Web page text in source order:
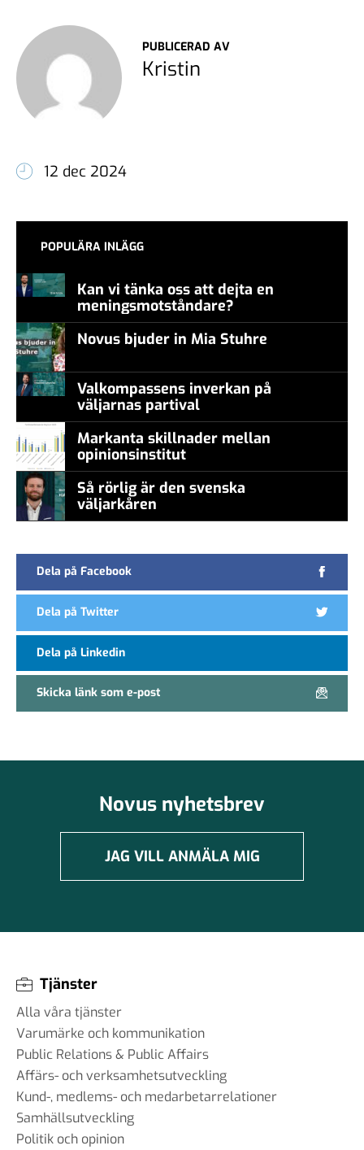
PUBLICERAD AV
Kristin
12 dec 2024
POPULÄRA INLÄGG
Kan vi tänka oss att dejta en
meningsmotståndare?
Novus bjuder in Mia Stuhre
Valkompassens inverkan på
väljarnas partival
Markanta skillnader mellan
opinionsinstitut
Så rörlig är den svenska
väljarkåren
Dela på Facebook
Dela på Twitter
Dela på Linkedin
Skicka länk som e-post
Novus nyhetsbrev
JAG VILL ANMÄLA MIG
Tjänster
Alla våra tjänster
Varumärke och kommunikation
Public Relations & Public Affairs
Affärs- och verksamhetsutveckling
Kund-, medlems- och medarbetarrelationer
Samhällsutveckling
Politik och opinion